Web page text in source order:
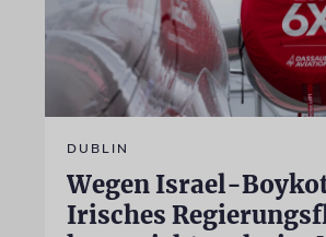
DUBLIN
Wegen Israel-
Irisches